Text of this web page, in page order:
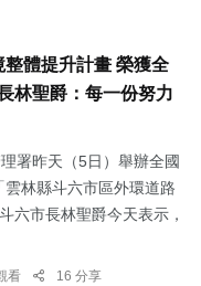
體提升計畫 榮獲全
林聖爵：每一份努力
署昨天（5日）舉辦全國
雲林縣斗六市區外環道路
六市長林聖爵今天表示，
看 16 分享